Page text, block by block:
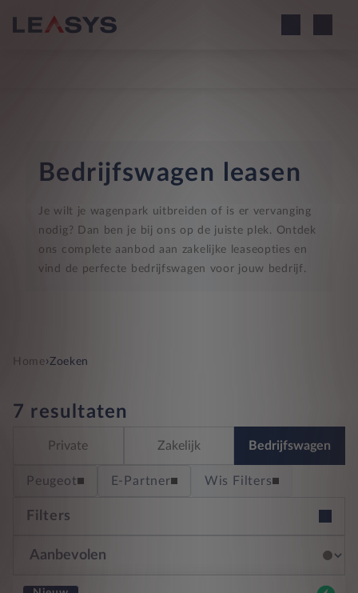
Bedrijfswagen leasen
Je wilt je wagenpark uitbreiden of is er vervanging
nodig? Dan ben je bij ons op de juiste plek. Ontdek
ons complete aanbod aan zakelijke leaseopties en
vind de perfecte bedrijfswagen voor jouw bedrijf.
Home›Zoeken
7 resultaten
Private Zakelijk Bedrijfswagen
Peugeot E-Partner Wis Filters
Filters